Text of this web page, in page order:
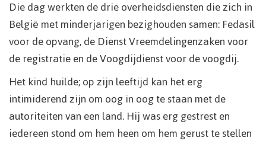
Die dag werkten de drie overheidsdiensten die zich in
België met minderjarigen bezighouden samen: Fedasil
voor de opvang, de Dienst Vreemdelingenzaken voor
de registratie en de Voogdijdienst voor de voogdij.
Het kind huilde; op zijn leeftijd kan het erg
intimiderend zijn om oog in oog te staan met de
autoriteiten van een land. Hij was erg gestrest en
iedereen stond om hem heen om hem gerust te stellen